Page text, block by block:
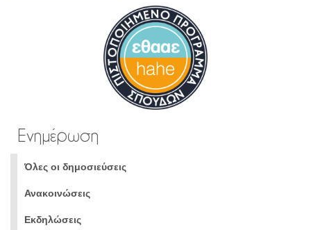
Ενημέρωση
Όλες οι δημοσιεύσεις
Ανακοινώσεις
Εκδηλώσεις